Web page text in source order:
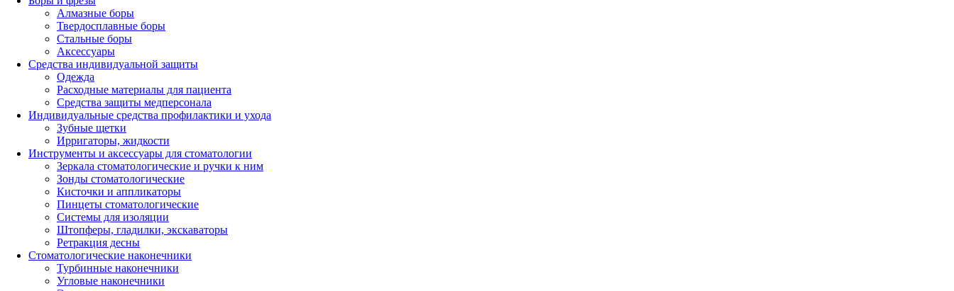
Алмазные боры
Твердосплавные боры
Стальные боры
Аксессуары
Средства индивидуальной защиты
Одежда
Расходные материалы для пациента
Средства защиты медперсонала
Индивидуальные средства профилактики и ухода
Зубные щетки
Ирригаторы, жидкости
Инструменты и аксессуары для стоматологии
Зеркала стоматологические и ручки к ним
Зонды стоматологические
Кисточки и аппликаторы
Пинцеты стоматологические
Системы для изоляции
Штопферы, гладилки, экскаваторы
Ретракция десны
Стоматологические наконечники
Турбинные наконечники
Угловые наконечники